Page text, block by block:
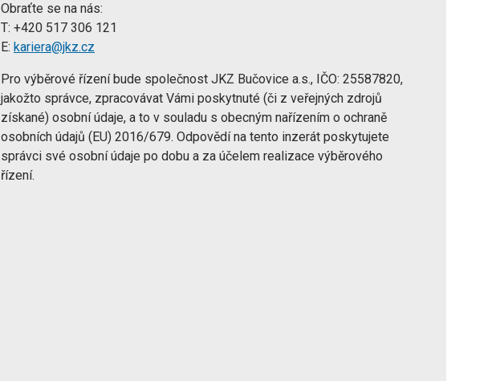
Obraťte se na nás:
T: +420 517 306 121
E: kariera@jkz.cz
Pro výběrové řízení bude společnost JKZ Bučovice a.s., IČO: 25587820,
jakožto správce, zpracovávat Vámi poskytnuté (či z veřejných zdrojů
získané) osobní údaje, a to v souladu s obecným nařízením o ochraně
osobních údajů (EU) 2016/679. Odpovědí na tento inzerát poskytujete
správci své osobní údaje po dobu a za účelem realizace výběrového
řízení.